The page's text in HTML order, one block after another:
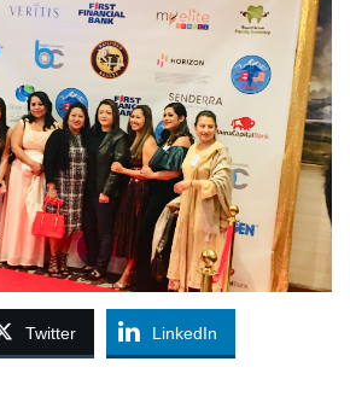
Twitter LinkedIn